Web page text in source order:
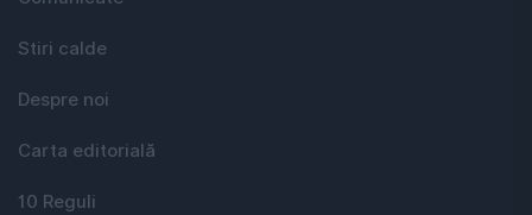
Stiri calde
Despre noi
Carta editorială
10 Reguli